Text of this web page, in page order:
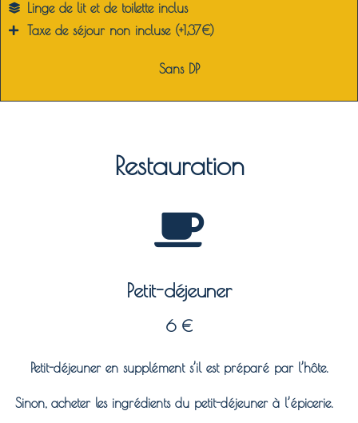
Linge de lit et de toilette inclus
Taxe de séjour non incluse (+1,37€)
Sans DP
Restauration
Petit-déjeuner
6 €
Petit-déjeuner en supplément s’il est préparé par l’hôte.
Sinon, acheter les ingrédients du petit-déjeuner à l’épicerie.